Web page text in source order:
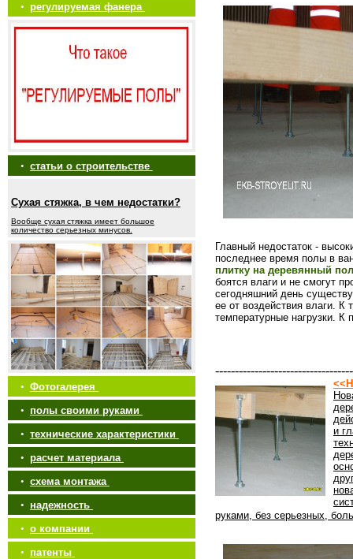
• регулируемая фанера
• статьи о строительстве
Сухая стяжка, в чем недостатки?
Вообще сухая стяжка имеет большое
количество серьезных минусов.
• Фотогалерея
• полы своими руками
• технические характеристики
• расчет материала
• схема монтажа
• надежность
• о компании
• патенты
Главный недостаток -
последнее время полы в
плитку на деревянный
боятся влаги и не смогут
сегодняшний день
ее от воздействия влаги.
температурные нагрузки. К
и
руками, без серьезных,